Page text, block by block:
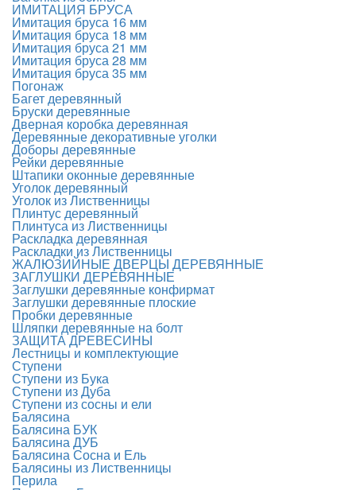
ИМИТАЦИЯ БРУСА
Имитация бруса 16 мм
Имитация бруса 18 мм
Имитация бруса 21 мм
Имитация бруса 28 мм
Имитация бруса 35 мм
Погонаж
Багет деревянный
Бруски деревянные
Дверная коробка деревянная
Деревянные декоративные уголки
Доборы деревянные
Рейки деревянные
Штапики оконные деревянные
Уголок деревянный
Уголок из Лиственницы
Плинтус деревянный
Плинтуса из Лиственницы
Раскладка деревянная
Раскладки из Лиственницы
ЖАЛЮЗИЙНЫЕ ДВЕРЦЫ ДЕРЕВЯННЫЕ
ЗАГЛУШКИ ДЕРЕВЯННЫЕ
Заглушки деревянные конфирмат
Заглушки деревянные плоские
Пробки деревянные
Шляпки деревянные на болт
ЗАЩИТА ДРЕВЕСИНЫ
Лестницы и комплектующие
Ступени
Ступени из Бука
Ступени из Дуба
Ступени из сосны и ели
Балясина
Балясина БУК
Балясина ДУБ
Балясина Сосна и Ель
Балясины из Лиственницы
Перила